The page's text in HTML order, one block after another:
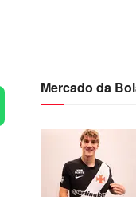
Mercado da